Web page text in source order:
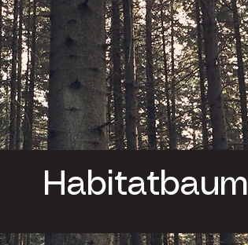
Habitatbaum